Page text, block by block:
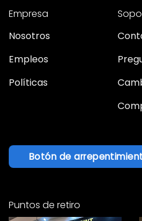
Empresa
Nosotros
Empleos
Políticas
Botón de
Puntos de retiro